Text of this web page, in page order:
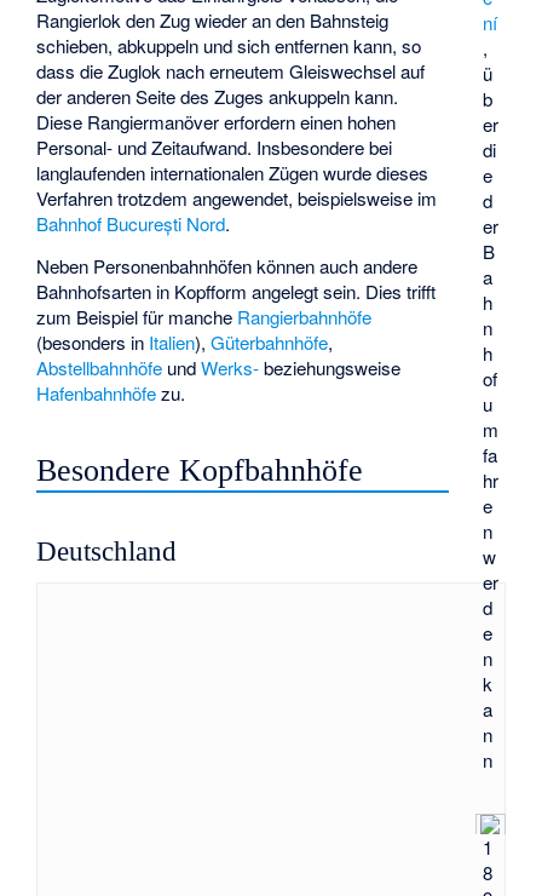
ní
,
ü
b
er
di
e
d
er
B
a
h
n
h
of
u
m
fa
hr
e
n
w
er
d
e
n
k
a
n
n
1
8
Rangierlok den Zug wieder an den Bahnsteig
schieben, abkuppeln und sich entfernen kann, so
dass die Zuglok nach erneutem Gleiswechsel auf
der anderen Seite des Zuges ankuppeln kann.
Diese Rangiermanöver erfordern einen hohen
Personal- und Zeitaufwand. Insbesondere bei
langlaufenden internationalen Zügen wurde dieses
Verfahren trotzdem angewendet, beispielsweise im
Bahnhof București Nord.
Neben Personenbahnhöfen können auch andere
Bahnhofsarten in Kopfform angelegt sein. Dies trifft
zum Beispiel für manche Rangierbahnhöfe
(besonders in Italien),Güterbahnhöfe,
Abstellbahnhöfe undWerks-beziehungsweise
Hafenbahnhöfezu.
Besondere Kopfbahnhöfe
Deutschland